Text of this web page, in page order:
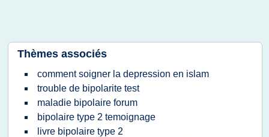
Thèmes associés
comment soigner la depression en islam
trouble de bipolarite test
maladie bipolaire forum
bipolaire type 2 temoignage
livre bipolaire type 2